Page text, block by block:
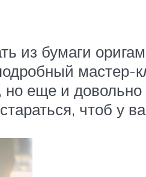
из бумаги
мастер-
но еще и
чтоб у